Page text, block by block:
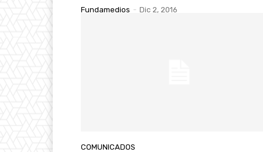
Fundamedios - Dic 2, 2016
COMUNICADOS